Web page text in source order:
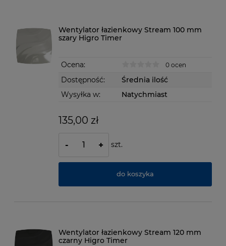
Wentylator łazienkowy Stream 100 mm
szary Higro Timer
Ocena: 0 ocen
Dostępność:
Średnia ilość
Wysyłka w:
Natychmiast
135,00 zł
- + szt.
do koszyka
Wentylator łazienkowy Stream 120 mm
czarny Higro Timer